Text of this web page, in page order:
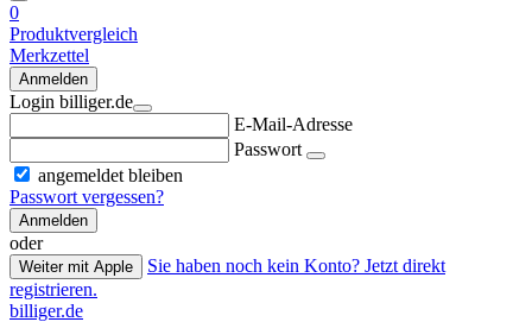
0
Produktvergleich
Merkzettel
Anmelden
Login billiger.de
E-Mail-Adresse
Passwort
angemeldet bleiben
Passwort vergessen?
Anmelden
oder
Weiter mit Apple
Sie haben noch kein Konto? Jetzt direkt
registrieren.
billiger.de